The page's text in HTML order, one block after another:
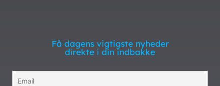
Få dagens vigtigste nyheder
direkte i din indbakke